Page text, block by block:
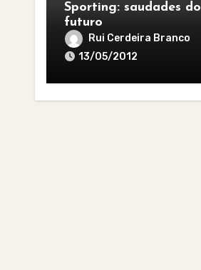
Sporting: saudades do
futuro
Rui Cerdeira Branco
13/05/2012